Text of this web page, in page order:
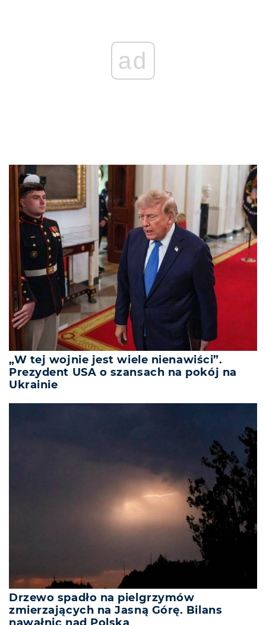
ad
„W tej wojnie jest wiele nienawiści”.
Prezydent USA o szansach na pokój na
Ukrainie
Drzewo spadło na pielgrzymów
zmierzających na Jasną Górę. Bilans